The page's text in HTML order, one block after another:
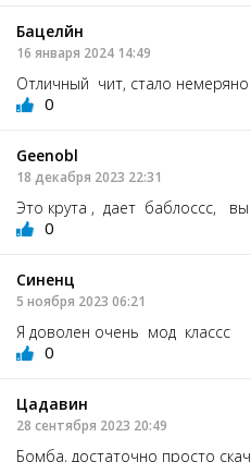
Бацелйн
16 января 2024 14:49
Отличный чит, стало немеряно
0
Geenobl
18 декабря 2023 22:31
Это крута , дает баблоссс,
0
Синенц
5 ноября 2023 06:21
Я доволен очень мод классс
0
Цадавин
28 сентября 2023 20:49
Бомба, достаточно просто